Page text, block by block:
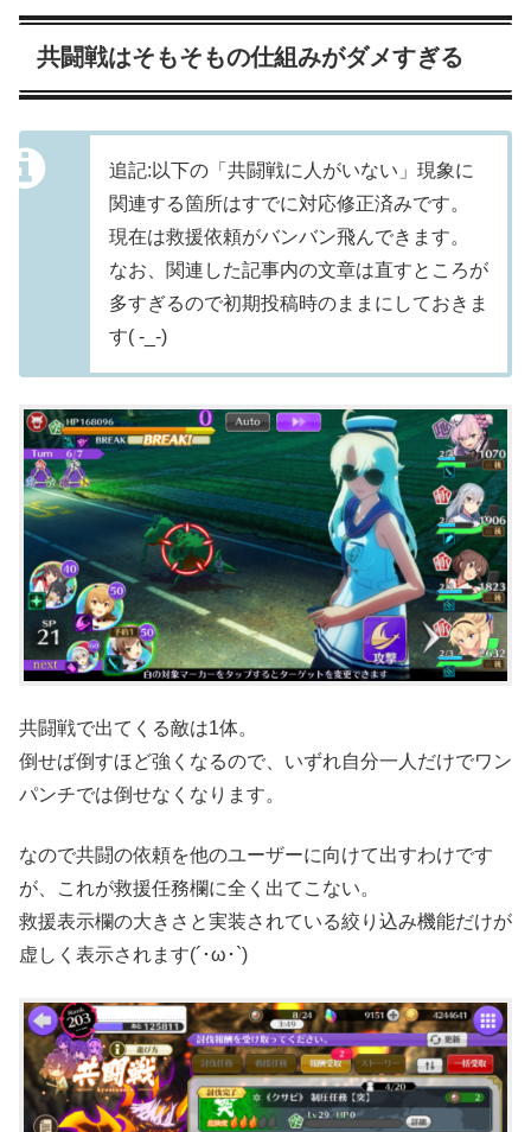
共闘戦はそもそもの仕組みがダメすぎる
追記:以下の「共闘戦に人がいない」現象に
関連する箇所はすでに対応修正済みです。
現在は救援依頼がバンバン飛んできます。
なお、関連した記事内の文章は直すところが
多すぎるので初期投稿時のままにしておきま
す( -_-)
共闘戦で出てくる敵は1体。
倒せば倒すほど強くなるので、いずれ自分一人だけでワン
パンチでは倒せなくなります。
なので共闘の依頼を他のユーザーに向けて出すわけです
が、これが救援任務欄に全く出てこない。
救援表示欄の大きさと実装されている絞り込み機能だけが
虚しく表示されます(´･ω･`)